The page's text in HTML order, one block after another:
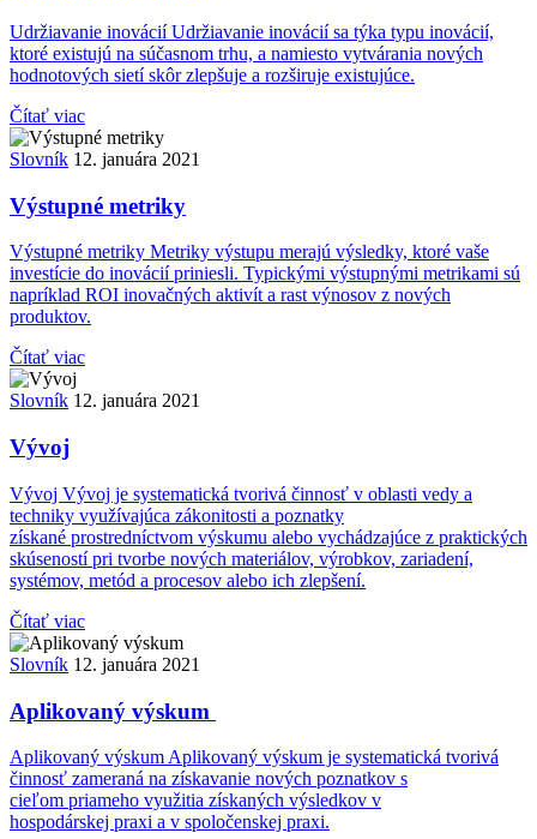
Udržiavanie inovácií Udržiavanie inovácií sa týka typu inovácií,
ktoré existujú na súčasnom trhu, a namiesto vytvárania nových
hodnotových sietí skôr zlepšuje a rozširuje existujúce.
Čítať viac
Slovník 12. januára 2021
Výstupné metriky
Výstupné metriky Metriky výstupu merajú výsledky, ktoré vaše
investície do inovácií priniesli. Typickými výstupnými metrikami sú
napríklad ROI inovačných aktivít a rast výnosov z nových
produktov.
Čítať viac
Slovník 12. januára 2021
Vývoj
Vývoj Vývoj je systematická tvorivá činnosť v oblasti vedy a
techniky využívajúca zákonitosti a poznatky
získané prostredníctvom výskumu alebo vychádzajúce z praktických
skúseností pri tvorbe nových materiálov, výrobkov, zariadení,
systémov, metód a procesov alebo ich zlepšení.
Čítať viac
Slovník 12. januára 2021
Aplikovaný výskum
Aplikovaný výskum Aplikovaný výskum je systematická tvorivá
činnosť zameraná na získavanie nových poznatkov s
cieľom priameho využitia získaných výsledkov v
hospodárskej praxi a v spoločenskej praxi.